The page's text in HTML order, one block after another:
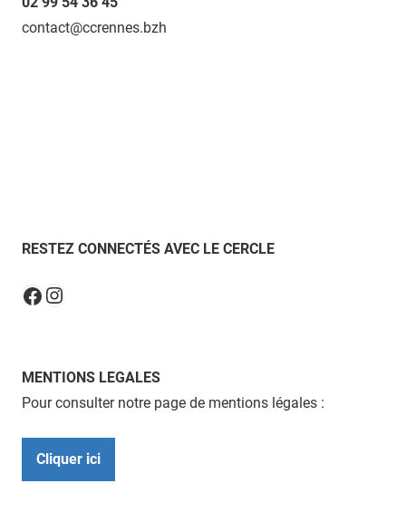
contact@ccrennes.bzh
RESTEZ CONNECTÉS AVEC LE CERCLE
Facebook
Instagram
MENTIONS LEGALES
Pour consulter notre page de mentions légales :
Cliquer ici